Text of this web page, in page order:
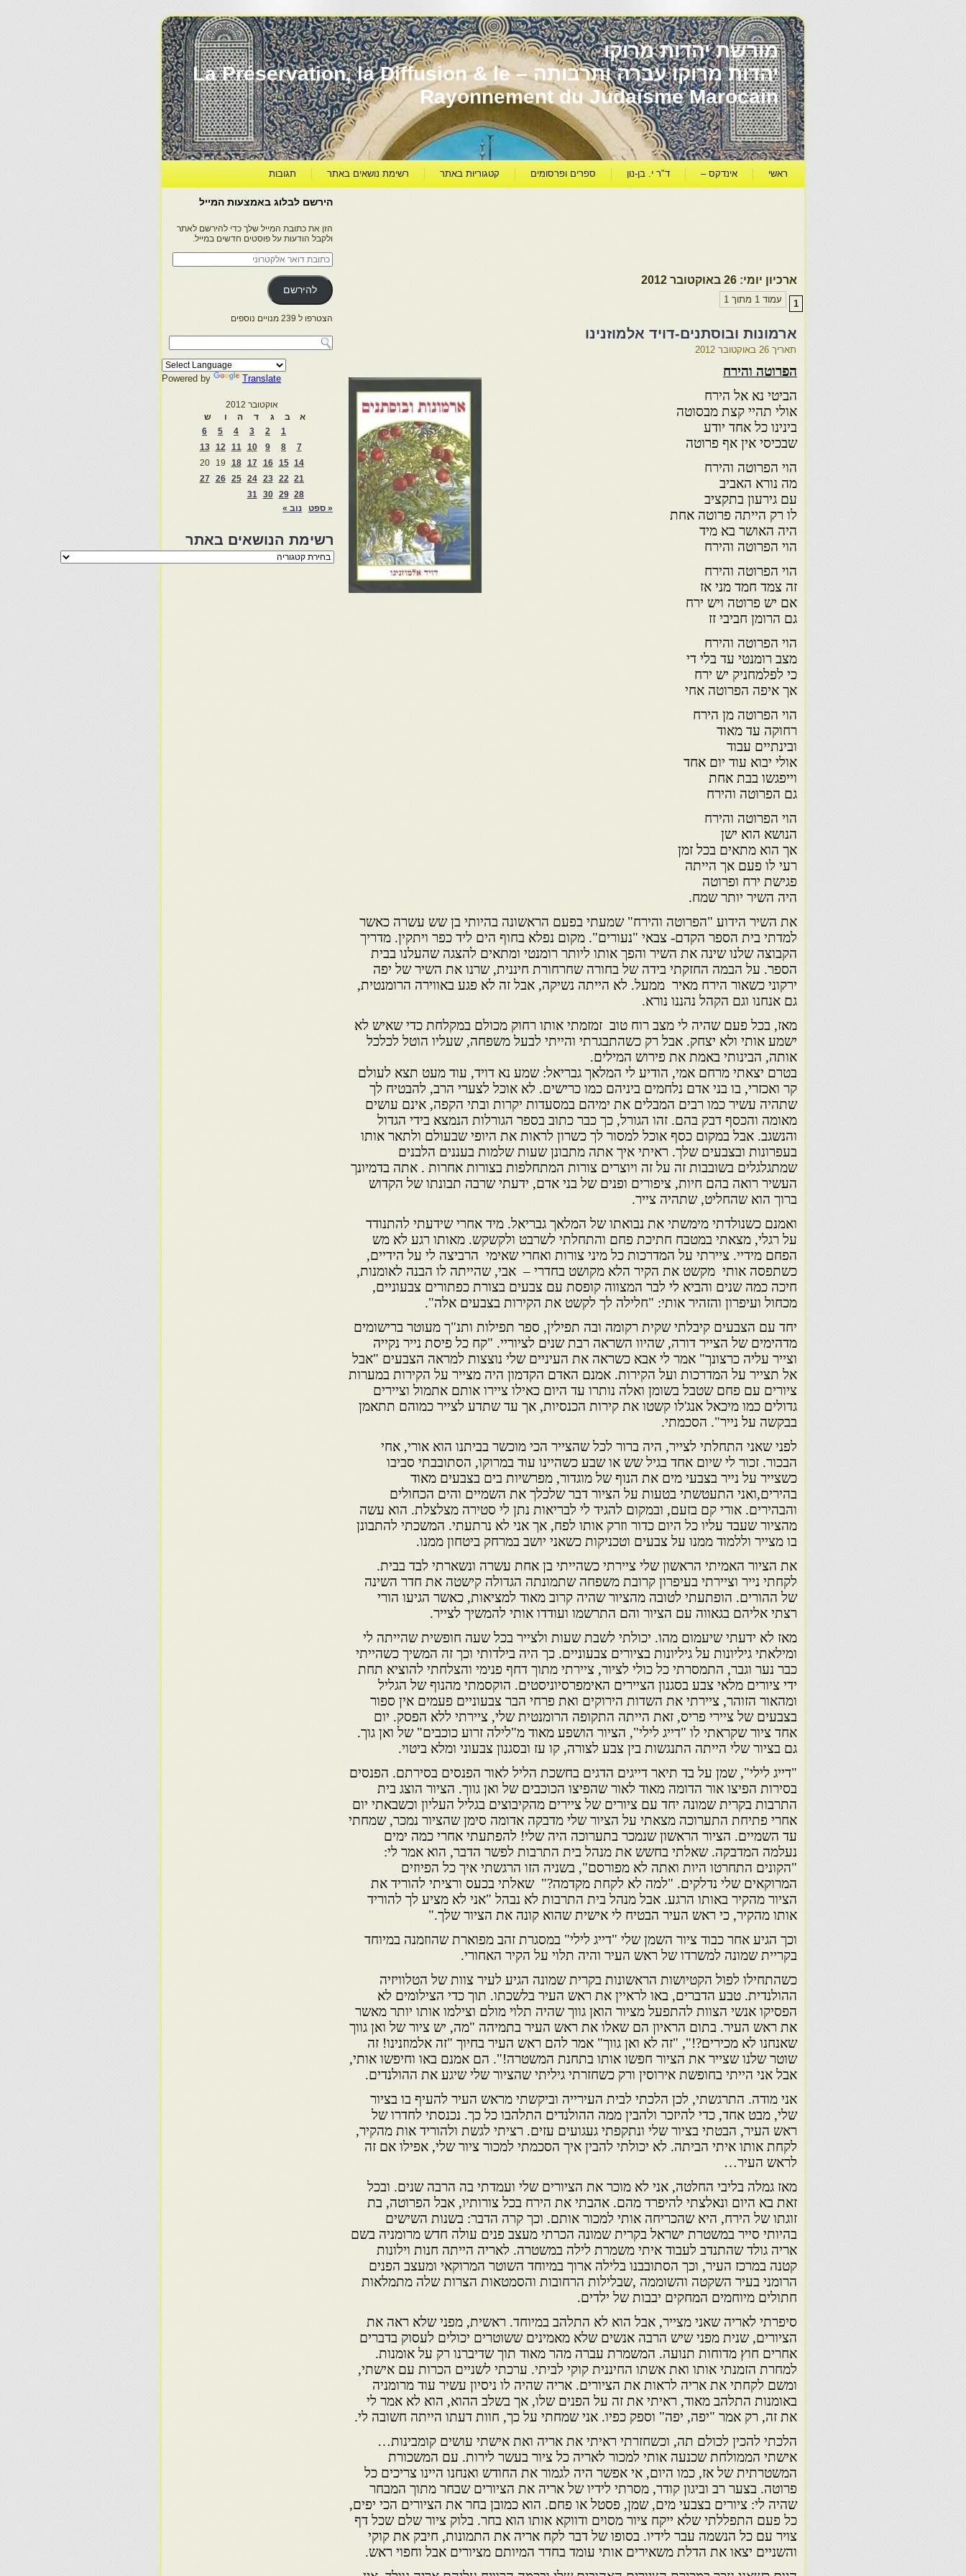
מורשת יהדות מרוקו
יהדות מרוקו עברה ותרבותה – La Préservation, la Diffusion & le
Rayonnement du Judaïsme Marocain
ראשי אינדקס – ד"ר י. בן-נון ספרים ופרסומים קטגוריות באתר רשימת נושאים באתר תגובות
ארכיון יומי: 26 באוקטובר 2012
עמוד 1 מתוך 1 1
ארמונות ובוסתנים-דויד אלמוזנינו
תאריך 26 באוקטובר 2012
הפרוטה והירח
הביטי נא אל הירח
אולי תהיי קצת מבסוטה
בינינו כל אחד יודע
שבכיסי אין אף פרוטה
הוי הפרוטה והירח
מה נורא האביב
עם גירעון בתקציב
לו רק הייתה פרוטה אחת
היה האושר בא מיד
הוי הפרוטה והירח
הוי הפרוטה והירח
זה צמד חמד מני אז
אם יש פרוטה ויש ירח
גם הרומן חביבי זז
הוי הפרוטה והירח
מצב רומנטי עד בלי די
כי לפלמחניק יש ירח
אך איפה הפרוטה אחי
הוי הפרוטה מן הירח
רחוקה עד מאוד
ובינתיים עבוד
אולי יבוא עוד יום אחד
וייפגשו בבת אחת
גם הפרוטה והירח
הוי הפרוטה והירח
הנושא הוא ישן
אך הוא מתאים בכל זמן
רעי לו פעם אך הייתה
פגישת ירח ופרוטה
היה השיר יותר שמח.
את השיר הידוע "הפרוטה והירח" שמעתי בפעם הראשונה בהיותי בן שש עשרה כאשר
למדתי בית הספר הקדם- צבאי "נעורים". מקום נפלא בחוף הים ליד כפר ויתקין. מדריך
הקבוצה שלנו שינה את השיר והפך אותו ליותר רומנטי ומתאים להצגה שהעלנו בבית
הספר. על הבמה החזקתי בידה של בחורה שחרחורת חיננית, שרנו את השיר של יפה
ירקוני כשאור הירח מאיר ממעל. לא הייתה נשיקה, אבל זה לא פגע באווירה הרומנטית,
גם אנחנו וגם הקהל נהננו נורא.
מאז, בכל פעם שהיה לי מצב רוח טוב זמזמתי אותו רחוק מכולם במקלחת כדי שאיש לא
ישמע אותי ולא יצחק. אבל רק כשהתבגרתי והייתי לבעל משפחה, שעליו הוטל לכלכל
אותה, הבינותי באמת את פירוש המילים.
בטרם יצאתי מרחם אמי, הודיע לי המלאך גבריאל: שמע נא דויד, עוד מעט תצא לעולם
קר ואכזרי, בו בני אדם נלחמים ביניהם כמו כרישים. לא אוכל לצערי הרב, להבטיח לך
שתהיה עשיר כמו רבים המבלים את ימיהם במסעדות יקרות ובתי הקפה, אינם עושים
מאומה והכסף דבק בהם. זהו הגורל, כך כבר כתוב בספר הגורלות הנמצא בידי הגדול
והנשגב. אבל במקום כסף אוכל למסור לך כשרון לראות את היופי שבעולם ולתאר אותו
בעפרונות ובצבעים שלך. ראיתי איך אתה מתבונן שעות שלמות בעננים הלבנים
שמתגלגלים בשובבות זה על זה ויוצרים צורות המתחלפות בצורות אחרות . אתה בדמיונך
העשיר רואה בהם חיות, ציפורים ופנים של בני אדם, ידעתי שרבה תבונתו של הקדוש
ברוך הוא שהחליט, שתהיה צייר.
ואמנם כשנולדתי מימשתי את נבואתו של המלאך גבריאל. מיד אחרי שידעתי להתנודד
על רגלי, מצאתי במטבח חתיכת פחם והתחלתי לשרבט ולקשקש. מאותו רגע לא מש
הפחם מידיי. ציירתי על המדרכות כל מיני צורות ואחרי שאימי הרביצה לי על הידיים,
כשתפסה אותי מקשט את הקיר הלא מקושט בחדרי – אבי, שהייתה לו הבנה לאומנות,
חיכה כמה שנים והביא לי לבר המצווה קופסת עם צבעים בצורת כפתורים צבעוניים,
מכחול ועיפרון והזהיר אותי: "חלילה לך לקשט את הקירות בצבעים אלה".
יחד עם הצבעים קיבלתי שקית רקומה ובה תפילין, ספר תפילות ותנ"ך מעוטר ברישומים
מדהימים של הצייר דורה, שהיוו השראה רבת שנים לציוריי. "קח כל פיסת נייר נקייה
וצייר עליה כרצונך" אמר לי אבא כשראה את העיניים שלי נוצצות למראה הצבעים "אבל
אל תצייר על המדרכות ועל הקירות. אמנם האדם הקדמון היה מצייר על הקירות במערות
ציורים עם פחם שטבל בשומן ואלה נותרו עד היום כאילו ציירו אותם אתמול וציירים
גדולים כמו מיכאל אנג'לו קשטו את קירות הכנסיות, אך עד שתדע לצייר כמוהם תתאמן
בבקשה על נייר". הסכמתי.
לפני שאני התחלתי לצייר, היה ברור לכל שהצייר הכי מוכשר בביתנו הוא אורי, אחי
הבכור. זכור לי שיום אחד בגיל שש או שבע כשהיינו עוד במרוקו, הסתובבתי סביבו
כשצייר על נייר בצבעי מים את הנוף של מוגדור, מפרשיות בים בצבעים מאוד
בהירים,ואני התעטשתי בטעות על הציור דבר שלכלך את השמיים והים הכחולים
והבהירים. אורי קם בזעם, ובמקום להגיד לי לבריאות נתן לי סטירה מצלצלת. הוא עשה
מהציור שעבד עליו כל היום כדור וזרק אותו לפח, אך אני לא נרתעתי. המשכתי להתבונן
בו מצייר וללמוד ממנו על צבעים וטכניקות כשאני יושב במרחק ביטחון ממנו.
את הציור האמיתי הראשון שלי ציירתי כשהייתי בן אחת עשרה ונשארתי לבד בבית.
לקחתי נייר וציירתי בעיפרון קרובת משפחה שתמונתה הגדולה קישטה את חדר השינה
של ההורים. הופתעתי לטובה מהציור שהיה קרוב מאוד למציאות, כאשר הגיעו הורי
רצתי אליהם בגאווה עם הציור והם התרשמו ועודדו אותי להמשיך לצייר.
מאז לא ידעתי שיעמום מהו. יכולתי לשבת שעות ולצייר בכל שעה חופשית שהייתה לי
ומילאתי גיליונות על גיליונות בציורים צבעוניים. כך היה בילדותי וכך זה המשיך כשהייתי
כבר נער וגבר, התמסרתי כל כולי לציור, ציירתי מתוך דחף פנימי והצלחתי להוציא תחת
ידי ציורים מלאי צבע בסגנון הציירים האימפרסיוניסטים. הוקסמתי מהנוף של הגליל
ומהאור הזוהר, ציירתי את השדות הירוקים ואת פרחי הבר צבעוניים פעמים אין ספור
בצבעים של ציירי פריס, זאת הייתה התקופה הרומנטית שלי, ציירתי ללא הפסק. יום
אחד ציור שקראתי לו "דייג לילי", הציור הושפע מאוד מ"לילה זרוע כוכבים" של ואן גוך.
גם בציור שלי הייתה התנגשות בין צבע לצורה, קו עז ובסגנון צבעוני ומלא ביטוי.
"דייג לילי", שמן על בד תיאר דייגים הדגים בחשכת הליל לאור הפנסים בסירתם. הפנסים
בסירות הפיצו אור הדומה מאוד לאור שהפיצו הכוכבים של ואן גווך. הציור הוצג בית
התרבות בקרית שמונה יחד עם ציורים של ציירים מהקיבוצים בגליל העליון וכשבאתי יום
אחרי פתיחת התערוכה מצאתי על הציור שלי מדבקה אדומה סימן שהציור נמכר, שמחתי
עד השמיים. הציור הראשון שנמכר בתערוכה היה שלי! להפתעתי אחרי כמה ימים
נעלמה המדבקה. שאלתי בחשש את מנהל בית התרבות לפשר הדבר, הוא אמר לי:
"הקונים התחרטו היות ואתה לא מפורסם", בשניה הזו הרגשתי איך כל הפיוזים
המרוקאים שלי נדלקים. "למה לא לקחת מקדמה?" שאלתי בכעס ורציתי להוריד את
הציור מהקיר באותו הרגע. אבל מנהל בית התרבות לא נבהל "אני לא מציע לך להוריד
אותו מהקיר, כי ראש העיר הבטיח לי אישית שהוא קונה את הציור שלך."
וכך הגיע אחר כבוד ציור השמן שלי "דייג לילי" במסגרת זהב מפוארת שהוזמנה במיוחד
בקריית שמונה למשרדו של ראש העיר והיה תלוי על הקיר האחורי.
כשהתחילו לפול הקטיושות הראשונות בקרית שמונה הגיע לעיר צוות של הטלוויזיה
ההולנדית. טבע הדברים, באו לראיין את ראש העיר בלשכתו. תוך כדי הצילומים לא
הפסיקו אנשי הצוות להתפעל מציור הואן גווך שהיה תלוי מולם וצילמו אותו יותר מאשר
את ראש העיר. בתום הראיון הם שאלו את ראש העיר בתמיהה "מה, יש ציור של ואן גווך
שאנחנו לא מכירים?!", "זה לא ואן גווך" אמר להם ראש העיר בחיוך "זה אלמוזנינו! זה
שוטר שלנו שצייר את הציור חפשו אותו בתחנת המשטרה!". הם אמנם באו וחיפשו אותי,
אבל אני הייתי בחופשת אירוסין ורק כשחזרתי גיליתי שהציור שלי שיגע את ההולנדים.
אני מודה. התרגשתי, לכן הלכתי לבית העירייה וביקשתי מראש העיר להעיף בו בציור
שלי, מבט אחד, כדי להיזכר ולהבין ממה ההולנדים התלהבו כל כך. נכנסתי לחדרו של
ראש העיר, הבטתי בציור שלי ונתקפתי געגועים עזים. רציתי לגשת ולהוריד אות מהקיר,
לקחת אותו איתי הביתה. לא יכולתי להבין איך הסכמתי למכור ציור שלי, אפילו אם זה
לראש העיר…
מאז גמלה בליבי החלטה, אני לא מוכר את הציורים שלי ועמדתי בה הרבה שנים. ובכל
זאת בא היום ונאלצתי להיפרד מהם. אהבתי את הירח בכל צורותיו, אבל הפרוטה, בת
זוגתו של הירח, היא שהכריחה אותי למכור אותם. וכך קרה הדבר: בשנות השישים
בהיותי סייר במשטרת ישראל בקרית שמונה הכרתי מעצב פנים עולה חדש מרומניה בשם
אריה גולד שהתנדב לעבוד איתי משמרת לילה במשטרה. לאריה הייתה חנות וילונות
קטנה במרכז העיר, וכך הסתובבנו בלילה ארוך במיוחד השוטר המרוקאי ומעצב הפנים
הרומני בעיר השקטה והשוממה ,שבלילות הרחובות והסמטאות הצרות שלה מתמלאות
חתולים מיוחמים המחקים יבבות של ילדים.
סיפרתי לאריה שאני מצייר, אבל הוא לא התלהב במיוחד. ראשית, מפני שלא ראה את
הציורים, שנית מפני שיש הרבה אנשים שלא מאמינים ששוטרים יכולים לעסוק בדברים
אחרים חוץ מדוחות תנועה. המשמרת עברה מהר מאוד תוך שדיברנו רק על אומנות.
למחרת הזמנתי אותו ואת אשתו החיננית קוקי לביתי. ערכתי לשניים הכרות עם אישתי,
ומשם לקחתי את אריה לראות את הציורים. אריה שהיה לו ניסיון עשיר עוד מרומניה
באומנות התלהב מאוד, ראיתי את זה על הפנים שלו, אך בשלב ההוא, הוא לא אמר לי
את זה, רק אמר "יפה, יפה" וספק כפיו. אני שמחתי על כך, חוות דעתו הייתה חשובה לי.
הלכתי להכין לכולם תה, וכשחזרתי ראיתי את אריה ואת אישתי עושים קומבינות…
אישתי הממולחת שכנעה אותי למכור לאריה כל ציור בעשר לירות. עם המשכורת
המשטרתית של אז, כמו היום, אי אפשר היה לגמור את החודש ואנחנו היינו צריכים כל
פרוטה. בצער רב וביגון קודר, מסרתי לידיו של אריה את הציורים שבחר מתוך המבחר
שהיה לי: ציורים בצבעי מים, שמן, פסטל או פחם. הוא כמובן בחר את הציורים הכי יפים,
כל פעם התפללתי שלא ייקח ציור מסוים ודווקא אותו הוא בחר. בלוק ציור שלם שכל דף
צויר עם כל הנשמה עבר לידיו. בסופו של דבר לקח אריה את התמונות, חיבק את קוקי
והשניים יצאו את הדלת משאירים אותי עומד בחדר המיותם מציורים אבל וחפוי ראש.
הירשם לבלוג באמצעות המייל
הזן את כתובת המייל שלך כדי להירשם לאתר
ולקבל הודעות על פוסטים חדשים במייל.
כתובת
דואר
אלקטרוני
להירשם
הצטרפו ל 239 מנויים נוספים
Powered by Translate
אוקטובר 2012
א
ב ג ד ה ו
ש
1
2
3
4
5
6
7
8
9
10
11
12
13
14
15
16
17
18
19
20
21
22
23
24
25
26
27
28
29
30
31
« ספט
נוב »
רשימת הנושאים באתר
רשימת
הנושאים